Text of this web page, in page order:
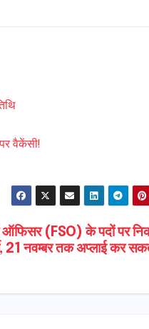
वैकेंसी!
(FSO) के पदों पर
21 नवम्बर तक अप्लाई कर